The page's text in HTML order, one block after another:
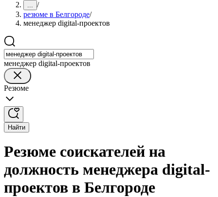
... /
резюме в Белгороде/
менеджер digital-проектов
менеджер digital-проектов
Резюме
Найти
Резюме соискателей на
должность менеджера digital-
проектов в Белгороде